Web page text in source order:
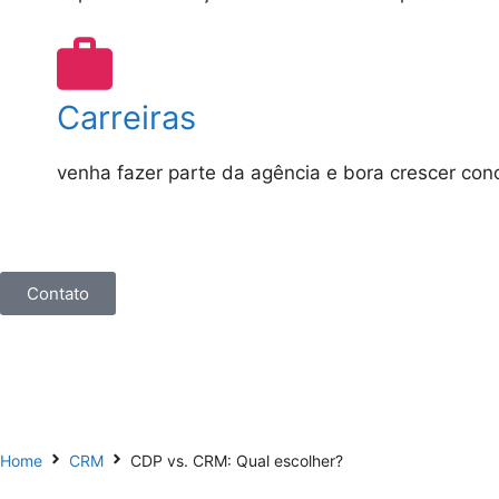
Carreiras
venha fazer parte da agência e bora crescer
Contato
Home CRM CDP vs. CRM: Qual escolher?